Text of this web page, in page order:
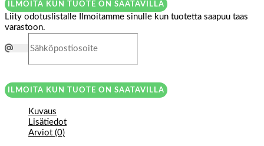
ILMOITA KUN TUOTE ON SAATAVILLA
Liity odotuslistalle
Ilmoitamme sinulle kun tuotetta saapuu taas
varastoon.
ILMOITA KUN TUOTE ON SAATAVILLA
Kuvaus
Lisätiedot
Arviot (0)